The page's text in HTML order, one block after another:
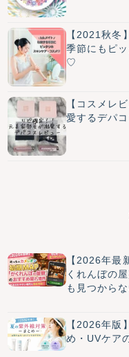
【2021秋冬
季節にもピ
♡
【コスメレ
愛するデパ
【2026年最
くれんぼの
も見つから
【2026年版
め・UVケア